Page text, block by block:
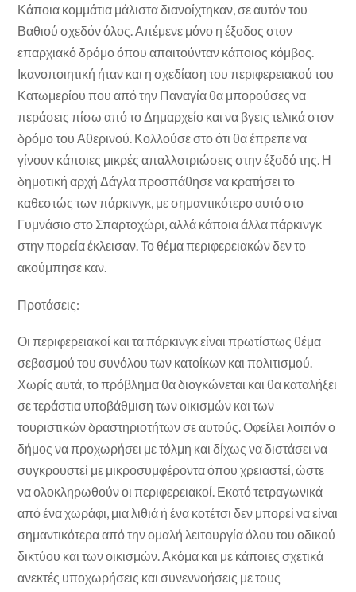
Κάποια κομμάτια μάλιστα διανοίχτηκαν, σε αυτόν του
Βαθιού σχεδόν όλος. Απέμενε μόνο η έξοδος στον
επαρχιακό δρόμο όπου απαιτούνταν κάποιος κόμβος.
Ικανοποιητική ήταν και η σχεδίαση του περιφερειακού του
Κατωμερίου που από την Παναγία θα μπορούσες να
περάσεις πίσω από το Δημαρχείο και να βγεις τελικά στον
δρόμο του Αθερινού. Κολλούσε στο ότι θα έπρεπε να
γίνουν κάποιες μικρές απαλλοτριώσεις στην έξοδό της. Η
δημοτική αρχή Δάγλα προσπάθησε να κρατήσει το
καθεστώς των πάρκινγκ, με σημαντικότερο αυτό στο
Γυμνάσιο στο Σπαρτοχώρι, αλλά κάποια άλλα πάρκινγκ
στην πορεία έκλεισαν. Το θέμα περιφερειακών δεν το
ακούμπησε καν.
Προτάσεις:
Οι περιφερειακοί και τα πάρκινγκ είναι πρωτίστως θέμα
σεβασμού του συνόλου των κατοίκων και πολιτισμού.
Χωρίς αυτά, το πρόβλημα θα διογκώνεται και θα καταλήξει
σε τεράστια υποβάθμιση των οικισμών και των
τουριστικών δραστηριοτήτων σε αυτούς. Οφείλει λοιπόν ο
δήμος να προχωρήσει με τόλμη και δίχως να διστάσει να
συγκρουστεί με μικροσυμφέροντα όπου χρειαστεί, ώστε
να ολοκληρωθούν οι περιφερειακοί. Εκατό τετραγωνικά
από ένα χωράφι, μια λιθιά ή ένα κοτέτσι δεν μπορεί να είναι
σημαντικότερα από την ομαλή λειτουργία όλου του οδικού
δικτύου και των οικισμών. Ακόμα και με κάποιες σχετικά
ανεκτές υποχωρήσεις και συνεννοήσεις με τους